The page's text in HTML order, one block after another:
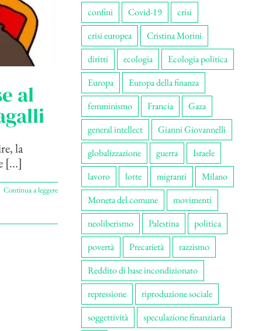
al
la
[...]
Continua a leggere
confini
Covid-19
crisi
crisi europea
Cristina Morini
diritti
ecologia
Ecologia politica
Europa
Europa della finanza
femminismo
Francia
Gaza
general intellect
Gianni Giovannelli
globalizzazione
guerra
Israele
lavoro
lotte migranti
Milano
Moneta del comune
movimenti
neoliberismo
Palestina
politica
povertà
Precarietà
razzismo
Reddito di base incondizionato
repressione
riproduzione sociale
soggettività
speculazione finanziaria